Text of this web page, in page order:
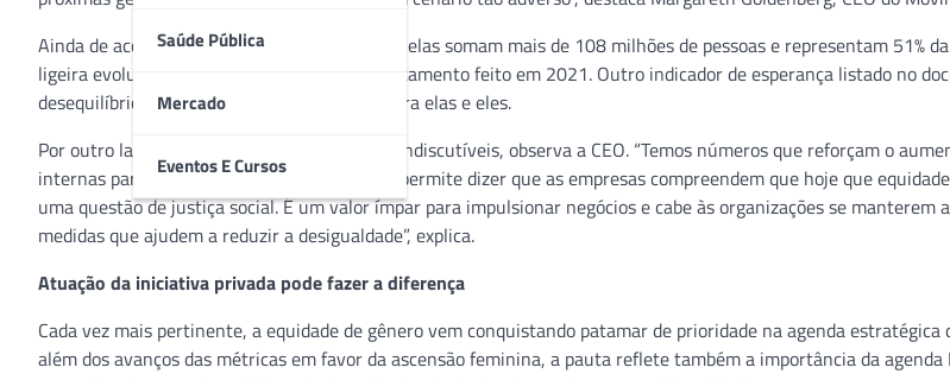
Saúde Pública
Mercado
Eventos E Cursos
Ainda de acordo com o report, no Brasil, onde elas somam mais de 108 milhões de pessoas e representam 51%
ligeira evolução, em comparação com o levantamento feito em 2021. Outro indicador de esperança listado no
desequilíbrio das oportunidades oferecidas para elas e eles.
Por outro lado, os avanços desta agenda são indiscutíveis, observa a CEO. “Temos números que reforçam o
internas para equidade de gênero, o que nos permite dizer que as empresas compreendem que hoje que
uma questão de justiça social. É um valor ímpar para impulsionar negócios e cabe às organizações se manterem
medidas que ajudem a reduzir a desigualdade”, explica.
Atuação da iniciativa privada pode fazer a diferença
Cada vez mais pertinente, a equidade de gênero vem conquistando patamar de prioridade na agenda estratégica
além dos avanços das métricas em favor da ascensão feminina, a pauta reflete também a importância da agenda